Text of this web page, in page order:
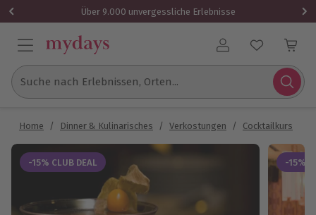
Über 9.000 unvergessliche Erlebnisse
Benutzerkonto
Suche nach Erlebnissen, Orten...
Home / Dinner & Kulinarisches / Verkostungen / Cocktailkurs
-15% CLUB DEAL -15%